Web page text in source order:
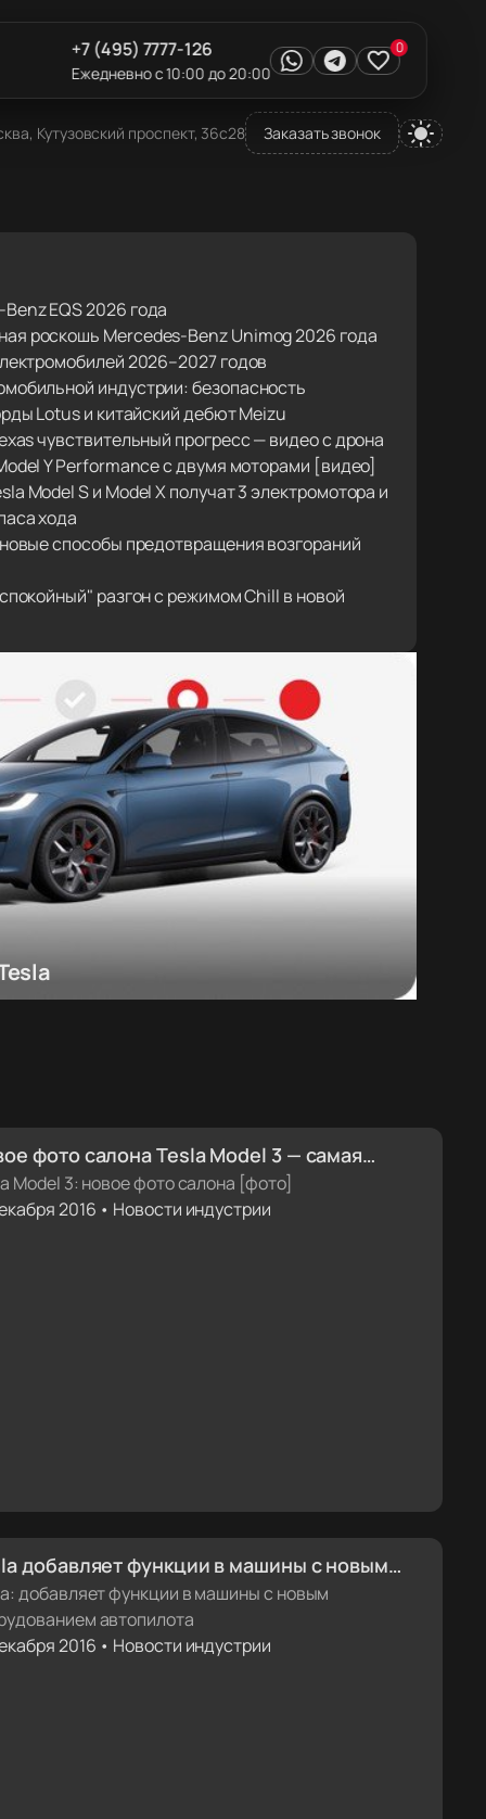
Кутузовский проспект, 36с28 Заказать звонок
+7 (495) 7777-126
Ежедневно с 10:00 до 20:00
0
EQS 2026 года
роскошь Mercedes-Benz Unimog 2026 года
2026–2027 годов
индустрии: безопасность
Lotus и китайский дебют Meizu
чувствительный прогресс — видео с дрона
Y Performance с двумя моторами [видео]
Model S и Model X получат 3 электромотора и
хода
способы предотвращения возгораний
разгон с режимом Chill в новой
фото салона Tesla Model 3 — самая
фотография интерьера на
день [фото]
Model 3: новое фото салона [фото]
2016 • Новости индустрии
добавляет функции в машины с новым
автопилота
добавляет функции в машины с новым
автопилота
2016 • Новости индустрии